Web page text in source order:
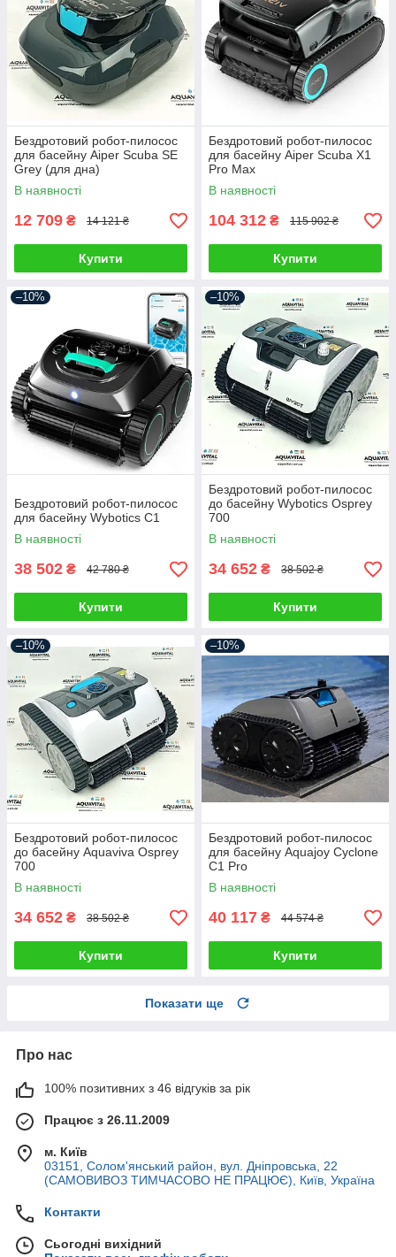
Бездротовий робот-пилосос
для басейну Aiper Scuba SE
Grey (для дна)
В наявності
12 709 ₴ 14 121 ₴
Купити
Бездротовий робот-пилосос
для басейну Aiper Scuba X1
Pro Max
В наявності
104 312 ₴ 115 902 ₴
Купити
–10%
Бездротовий робот-пилосос
для басейну Wybotics C1
В наявності
38 502 ₴ 42 780 ₴
Купити
–10%
Бездротовий робот-пилосос
до басейну Wybotics Osprey
700
В наявності
34 652 ₴ 38 502 ₴
Купити
–10%
Бездротовий робот-пилосос
до басейну Aquaviva Osprey
700
В наявності
34 652 ₴ 38 502 ₴
Купити
–10%
Бездротовий робот-пилосос
для басейну Aquajoy Cyclone
C1 Pro
В наявності
40 117 ₴ 44 574 ₴
Купити
Показати ще
Про нас
100% позитивних з 46 відгуків за рік
Працює з 26.11.2009
м. Київ
03151, Солом'янський район, вул. Дніпровська, 22
(САМОВИВОЗ ТИМЧАСОВО НЕ ПРАЦЮЄ), Київ, Україна
Контакти
Сьогодні вихідний